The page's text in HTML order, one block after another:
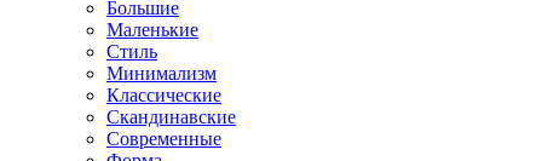
Большие
Маленькие
Стиль
Минимализм
Классические
Скандинавские
Современные